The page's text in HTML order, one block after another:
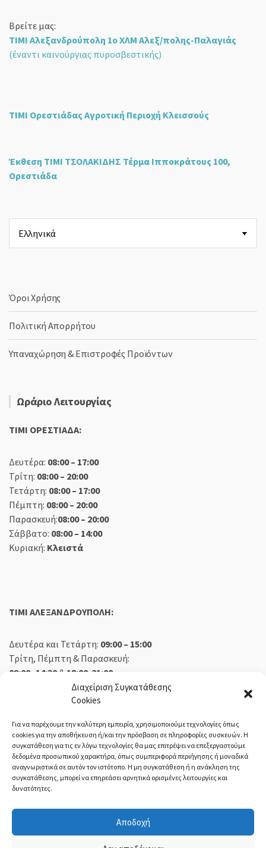
Διαχείριση Συγκατάθεσης
Cookies
Για να παρέχουμε την καλύτερη εμπειρία, χρησιμοποιούμε τεχνολογίες όπως
cookies για την αποθήκευση ή/και την πρόσβαση σε πληροφορίες συσκευών. Η
συγκατάθεση για τις εν λόγω τεχνολογίες θα μας επιτρέψει να επεξεργαστούμε
δεδομένα προσωπικού χαρακτήρα, όπως συμπεριφορά περιήγησης ή μοναδικά
αναγνωριστικά σε αυτόν τον ιστότοπο. Η μη συγκατάθεση ή η ανάκληση της
συγκατάθεσης, μπορεί να επηρεάσει αρνητικά ορισμένες λειτουργίες και
δυνατότητες.
Αποδοχή
Βρείτε μας:
ΤΙΜΙ Αλεξανδρούπολη 1ο ΧΛΜ Αλεξ/πολης-Παλαγιάς
(έναντι καινούργιας πυροσβεστικής)
ΤΙΜΙ Ορεστιάδας Αγροτική Περιοχή Κλεισσούς
Έκθεση ΤΙΜΙ ΤΣΟΛΑΚΙΔΗΣ Τέρμα Ιπποκράτους 100,
Ορεστιάδα
μια
γλώσσα
Όροι Χρήσης
Πολιτική Απορρήτου
Υπαναχώρηση & Επιστροφές Προϊόντων
Ωράριο Λειτουργίας
TIMI ΟΡΕΣΤΙΑΔΑ:
Δευτέρα: 08:00 – 17:00
Τρίτη: 08:00 – 20:00
Τετάρτη: 08:00 – 17:00
Πέμπτη: 08:00 – 20:00
Παρασκευή:08:00 – 20:00
Σάββατο: 08:00 – 14:00
Κυριακή: Κλειστά
TIMI ΑΛΕΞΑΝΔΡΟΥΠΟΛΗ:
Δευτέρα και Τετάρτη: 09:00 – 15:00
Τρίτη, Πέμπτη & Παρασκευή:
09:00 -14:30 & 18:00-21:00
09:00 – 14:30
Κλειστά
ΕΚΘΕΣΗ ΟΡΕΣΤΙΑΔΑ:
Τρίτη, Πέμπτη, Παρασκευή:08:30 – 14:00 & 18:00 – 21:00